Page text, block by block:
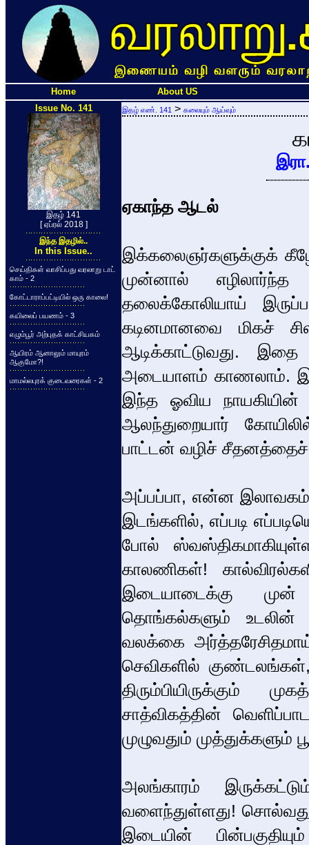
Home
About US
Issue No. 141
இதழ் 141
[ ஏப்ரல் 2018 ]
இந்த இதழில்..
In this Issue..
செய்திகள் வாசிப்பது வரலாறு டாட்
காம் - 2
கோட்டாராப்பட்டியில் ஒரு காலை!
கயிலைப் பயணம் - 3
எழும்பூர் அற்புதக் காட்சியகம்
ஆயிரம் ஆனாலும் மாயுரம்
ஆகுமோ?!
மாமல்லபுரக் குடைவரைகள் - 2
இதழ் எண். 141 > கலையும் ஆய்வும்
ஏகாந்த ஆடல்
இக்கலைஞர்களுக்குக்
முன்னால்
தலைக்கோலியாய்
கடினமானவை மிகச்
ஆடிக்காட்டுவது.
அடையாளம் காணலாம்.
இந்த ஓவிய நாயகியின்
ஆலந்துறையார்
பாட்டன் வழிச்
அப்பப்பா, என்ன
இடங்களில், எப்படி
போல்
காலணிகள்!
இடையாடைக்கு முன்
தொங்கல்களும் உடலின்
வலக்கை
செவிகளில்
திரும்பியிருக்கும்
சாத்விகத்தின்
முழுவதும் முத்துக்களும்
அலங்காரம்
வளைந்துள்ளது! சொல்வது
இடையின்